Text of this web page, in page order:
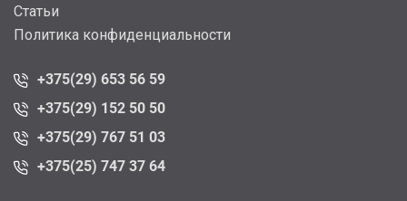
Статьи
Политика конфиденциальности
+375(29) 653 56 59
+375(29) 152 50 50
+375(29) 767 51 03
+375(25) 747 37 64